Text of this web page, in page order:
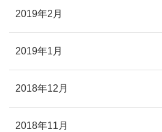
2019年2月
2019年1月
2018年12月
2018年11月